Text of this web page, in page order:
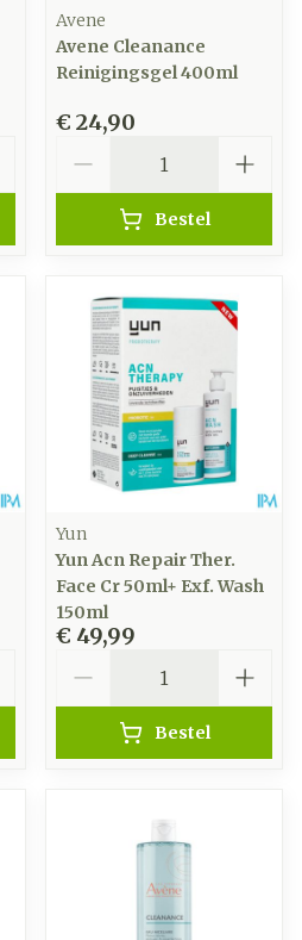
Avene
Avene Cleanance
Reinigingsgel 400ml
€ 24,90
Bestel
Yun
Yun Acn Repair Ther.
Face Cr 50ml+ Exf. Wash
150ml
€ 49,99
Bestel